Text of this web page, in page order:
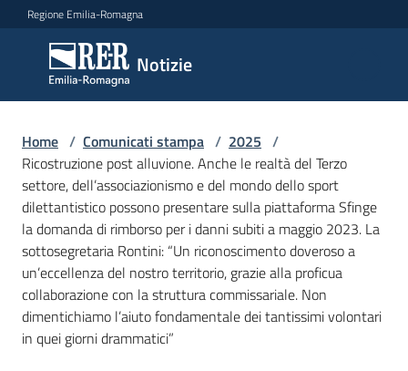
Vai al contenuto
Vai alla navigazione
Vai al footer
Regione Emilia-Romagna
Notizie
Notizie
Comunicati
stampa
Menu selezionato
Cerca
un
comunicato
Risorse
Home / Comunicati stampa / 2025 /
Ricostruzione post alluvione. Anche le realtà del Terzo
settore, dell’associazionismo e del mondo dello sport
dilettantistico possono presentare sulla piattaforma Sfinge
la domanda di rimborso per i danni subiti a maggio 2023. La
sottosegretaria Rontini: “Un riconoscimento doveroso a
un’eccellenza del nostro territorio, grazie alla proficua
collaborazione con la struttura commissariale. Non
dimentichiamo l’aiuto fondamentale dei tantissimi volontari
in quei giorni drammatici”